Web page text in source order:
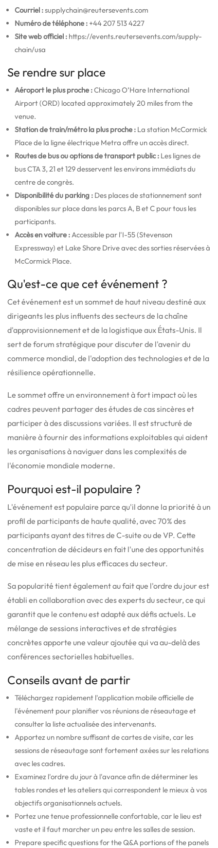
Courriel :supplychain@reutersevents.com
Numéro de téléphone : +44 207 513 4227
Site web officiel : https://events.reutersevents.com/supply-
chain/usa
Se rendre sur place
Aéroport le plus proche :Chicago O’Hare International
Airport (ORD) located approximately 20 miles from the
venue.
Station de train/métro la plus proche : La station McCormick
Place de la ligne électrique Metra offre un accès direct.
Routes de bus ou options de transport public : Les lignes de
bus CTA 3, 21 et 129 desservent les environs immédiats du
centre de congrès.
Disponibilité du parking : Des places de stationnement sont
disponibles sur place dans les parcs A, B et C pour tous les
participants.
Accès en voiture : Accessible par l'I-55 (Stevenson
Expressway) et Lake Shore Drive avec des sorties réservées à
McCormick Place.
Qu'est-ce que cet événement ?
Cet événement est un sommet de haut niveau destiné aux
dirigeants les plus influents des secteurs de la chaîne
d'approvisionnement et de la logistique aux États-Unis. Il
sert de forum stratégique pour discuter de l'avenir du
commerce mondial, de l'adoption des technologies et de la
résilience opérationnelle.
Le sommet offre un environnement à fort impact où les
cadres peuvent partager des études de cas sincères et
participer à des discussions variées. Il est structuré de
manière à fournir des informations exploitables qui aident
les organisations à naviguer dans les complexités de
l'économie mondiale moderne.
Pourquoi est-il populaire ?
L'événement est populaire parce qu'il donne la priorité à un
profil de participants de haute qualité, avec 70% des
participants ayant des titres de C-suite ou de VP. Cette
concentration de décideurs en fait l'une des opportunités
de mise en réseau les plus efficaces du secteur.
Sa popularité tient également au fait que l'ordre du jour est
établi en collaboration avec des experts du secteur, ce qui
garantit que le contenu est adapté aux défis actuels. Le
mélange de sessions interactives et de stratégies
concrètes apporte une valeur ajoutée qui va au-delà des
conférences sectorielles habituelles.
Conseils avant de partir
Téléchargez rapidement l'application mobile officielle de
l'événement pour planifier vos réunions de réseautage et
consulter la liste actualisée des intervenants.
Apportez un nombre suffisant de cartes de visite, car les
sessions de réseautage sont fortement axées sur les relations
avec les cadres.
Examinez l'ordre du jour à l'avance afin de déterminer les
tables rondes et les ateliers qui correspondent le mieux à vos
objectifs organisationnels actuels.
Portez une tenue professionnelle confortable, car le lieu est
vaste et il faut marcher un peu entre les salles de session.
Prepare specific questions for the Q&A portions of the panels